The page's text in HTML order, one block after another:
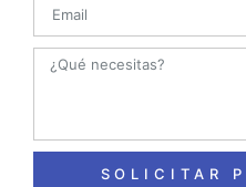
SOLICITAR